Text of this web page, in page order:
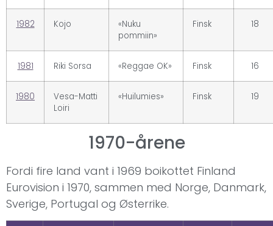
1982 Kojo
«Nuku
pommiin»
Finsk 18
1981 Riki Sorsa «Reggae OK» Finsk 16
1980
Vesa-Matti
Loiri
«Huilumies» Finsk 19
1970-årene
Fordi fire land vant i 1969 boikottet Finland
Eurovision i 1970, sammen med Norge, Danmark,
Sverige, Portugal og Østerrike.